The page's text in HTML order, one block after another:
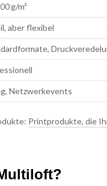
g/m²
aber flexibel
Netzwerkevents
Printprodukte, die